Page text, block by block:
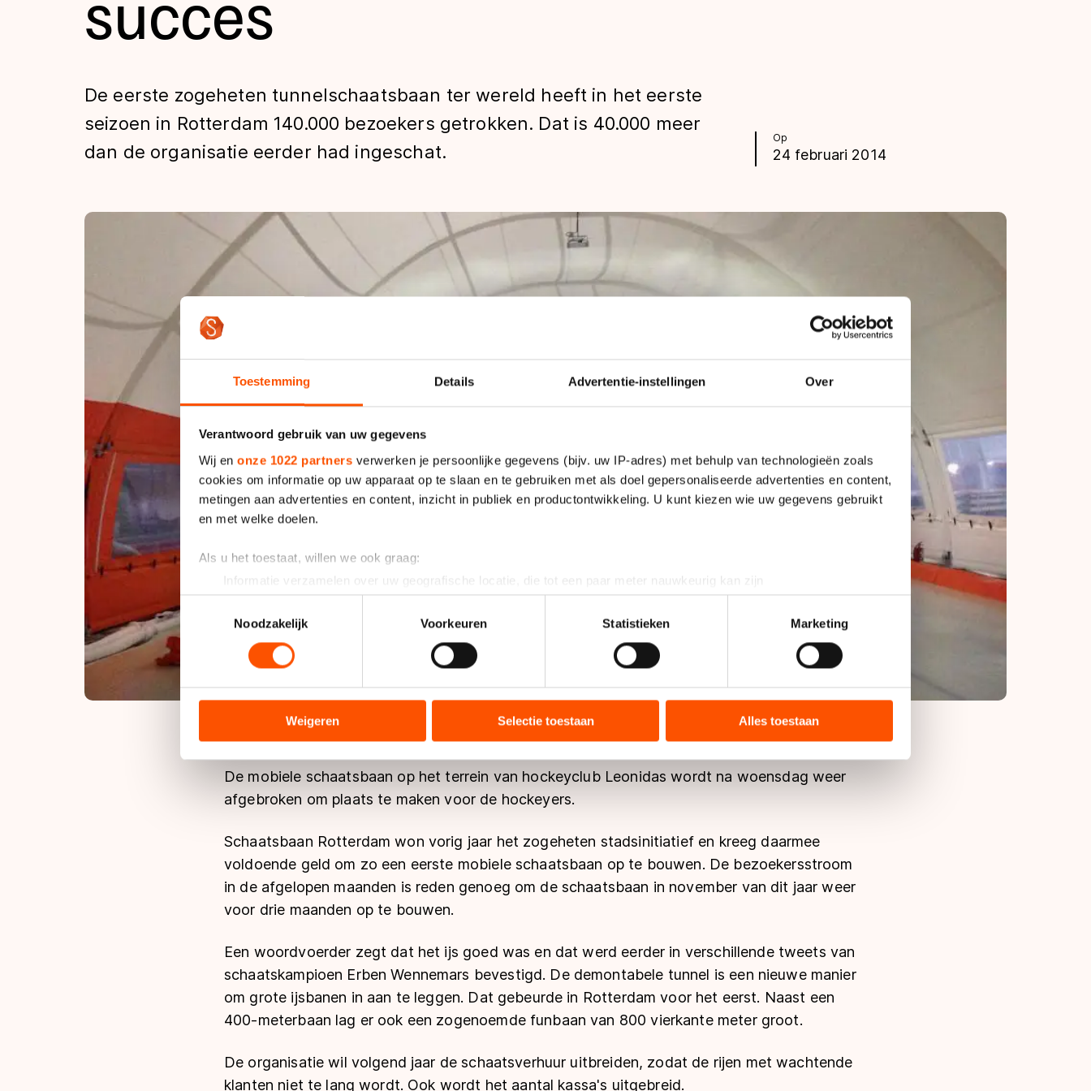
Toestemming Details Advertentie-instellingen Over
Verantwoord gebruik van uw gegevens
Wij en onze 1022 partners verwerken je persoonlijke gegevens (bijv. uw IP-adres) met behulp van technologieën zoals
cookies om informatie op uw apparaat op te slaan en te gebruiken met als doel gepersonaliseerde advertenties en content,
metingen aan advertenties en content, inzicht in publiek en productontwikkeling. U kunt kiezen wie uw gegevens gebruikt
en met welke doelen.
Als u het toestaat, willen we ook graag:
Informatie verzamelen over uw geografische locatie, die tot een paar meter nauwkeurig kan zijn
Uw apparaat identificeren door het actief te scannen op specifieke eigenschappen (fingerprinting)
Lees meer over hoe uw persoonlijke gegevens worden verwerkt en stel uw voorkeuren in het
detailgedeeltein. U kunt uw
toestemming op elk moment wijzigen of intrekken in de Cookieverklaring.
analyseren. We delen informatie over uw gebruik van onze site met onze partners voor social media, advertenties en
analyse. Zij kunnen deze combineren met andere gegevens die u aan hen heeft verstrekt of die zij hebben verzameld via
hun services. Sommige partners kunnen gegevens doorgeven aan landen buiten de EU, zoals de VS, waar mogelijk geen
adequaat beschermingsniveau geldt volgens de GDPR. Door op ‘Toestaan’ te klikken, stemt u in met deze overdracht.
Meer informatie vindt u in onscookiebeleid.
Toestemmingsselectie
Noodzakelijk
Voorkeuren Statistieken Marketing
Weigeren Selectie toestaan Alles toestaan
Tijden & historie
De weg op
Schaatsfans
Olympische Spelen
Op
24 februari 2014
De eerste zogeheten tunnelschaatsbaan ter wereld heeft in het eerste
seizoen in Rotterdam 140.000 bezoekers getrokken. Dat is 40.000 meer
dan de organisatie eerder had ingeschat.
De mobiele schaatsbaan op het terrein van hockeyclub Leonidas wordt na woensdag weer
afgebroken om plaats te maken voor de hockeyers.
Schaatsbaan Rotterdam won vorig jaar het zogeheten stadsinitiatief en kreeg daarmee
voldoende geld om zo een eerste mobiele schaatsbaan op te bouwen. De bezoekersstroom
in de afgelopen maanden is reden genoeg om de schaatsbaan in november van dit jaar weer
voor drie maanden op te bouwen.
Een woordvoerder zegt dat het ijs goed was en dat werd eerder in verschillende tweets van
schaatskampioen Erben Wennemars bevestigd. De demontabele tunnel is een nieuwe manier
om grote ijsbanen in aan te leggen. Dat gebeurde in Rotterdam voor het eerst. Naast een
400-meterbaan lag er ook een zogenoemde funbaan van 800 vierkante meter groot.
De organisatie wil volgend jaar de schaatsverhuur uitbreiden, zodat de rijen met wachtende
klanten niet te lang wordt. Ook wordt het aantal kassa's uitgebreid.